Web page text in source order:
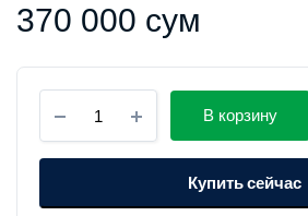
370 000 сум
Xiaomi
PETKIT
Eversweet
SE
В корзину
Купить сейчас